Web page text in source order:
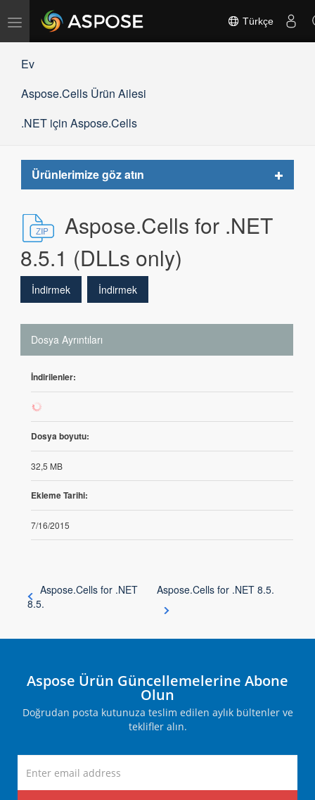
Gezinmeyi
Türkçe
Ev
Aspose.Cells Ürün Ailesi
.NET için Aspose.Cells
Ürünlerimize göz atın
Toggle
Aspose.Cells for .NET
8.5.1 (DLLs only)
İndirmek İndirmek
Dosya Ayrıntıları
İndirilenler:
269
Dosya boyutu:
32,5 MB
Ekleme Tarihi:
7/16/2015
Aspose.Cells for .NET
8.5.
Aspose.Cells for .NET 8.5.
Aspose Ürün Güncellemelerine Abone
Olun
Doğrudan posta kutunuza teslim edilen aylık bültenler ve
teklifler alın.